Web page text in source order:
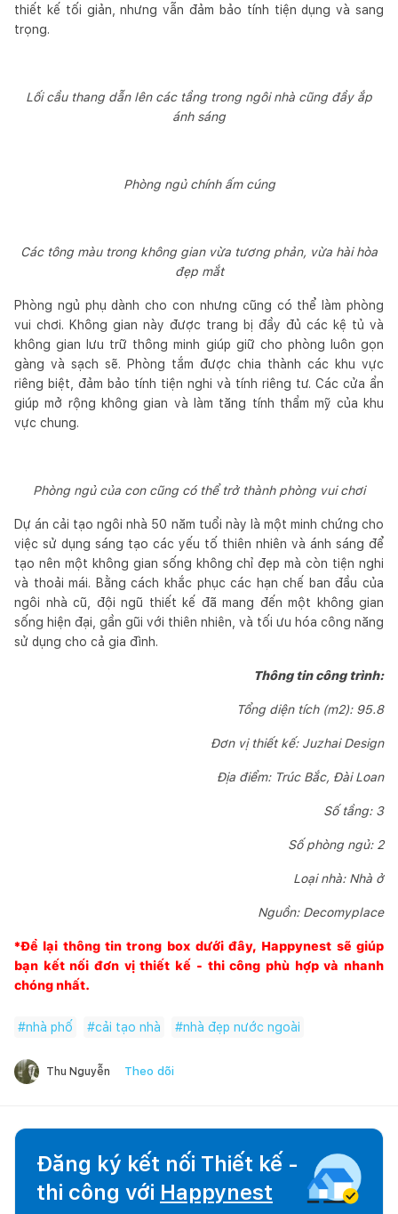
thiết kế tối giản, nhưng vẫn đảm bảo tính tiện dụng và sang
trọng.
Lối cầu thang dẫn lên các tầng trong ngôi nhà cũng đầy ắp
ánh sáng
Phòng ngủ chính ấm cúng
Các tông màu trong không gian vừa tương phản, vừa hài hòa
đẹp mắt
Phòng ngủ phụ dành cho con nhưng cũng có thể làm phòng
vui chơi. Không gian này được trang bị đầy đủ các kệ tủ và
không gian lưu trữ thông minh giúp giữ cho phòng luôn gọn
gàng và sạch sẽ. Phòng tắm được chia thành các khu vực
riêng biệt, đảm bảo tính tiện nghi và tính riêng tư. Các cửa ẩn
giúp mở rộng không gian và làm tăng tính thẩm mỹ của khu
vực chung.
Phòng ngủ của con cũng có thể trở thành phòng vui chơi
Dự án cải tạo ngôi nhà 50 năm tuổi này là một minh chứng cho
việc sử dụng sáng tạo các yếu tố thiên nhiên và ánh sáng để
tạo nên một không gian sống không chỉ đẹp mà còn tiện nghi
và thoải mái. Bằng cách khắc phục các hạn chế ban đầu của
ngôi nhà cũ, đội ngũ thiết kế đã mang đến một không gian
sống hiện đại, gần gũi với thiên nhiên, và tối ưu hóa công năng
sử dụng cho cả gia đình.
Thông tin công trình:
Tổng diện tích (m2): 95.8
Đơn vị thiết kế: Juzhai Design
Địa điểm: Trúc Bắc, Đài Loan
Số tầng: 3
Số phòng ngủ: 2
Loại nhà: Nhà ở
Nguồn: Decomyplace
*Để lại thông tin trong box dưới đây, Happynest sẽ giúp
bạn kết nối đơn vị thiết kế - thi công phù hợp và nhanh
chóng nhất.
#nhà phố #cải tạo nhà #nhà đẹp nước ngoài
Thu Nguyễn Theo dõi
Đăng ký kết nối Thiết kế -
thi công với Happynest